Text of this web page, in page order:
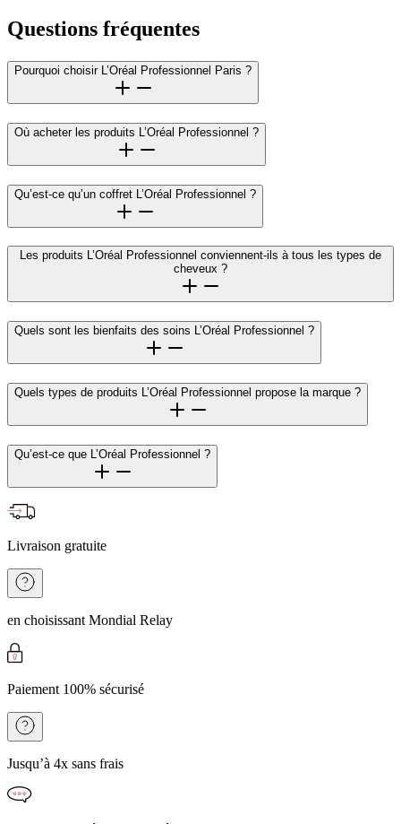
Questions fréquentes
Pourquoi choisir L’Oréal Professionnel Paris ?
Où acheter les produits L’Oréal Professionnel ?
Qu’est-ce qu’un coffret L’Oréal Professionnel ?
Les produits L’Oréal Professionnel conviennent-ils à tous les types de
cheveux ?
Quels sont les bienfaits des soins L’Oréal Professionnel ?
Quels types de produits L’Oréal Professionnel propose la marque ?
Qu’est-ce que L’Oréal Professionnel ?
Livraison gratuite
en choisissant Mondial Relay
Paiement 100% sécurisé
Jusqu’à 4x sans frais